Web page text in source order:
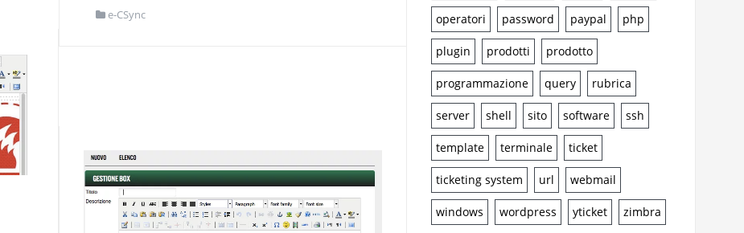
e-CSync operatori password paypal php
plugin prodotti prodotto
programmazione query rubrica
server shell sito software ssh
template terminale ticket
ticketing system url webmail
windows wordpress yticket zimbra